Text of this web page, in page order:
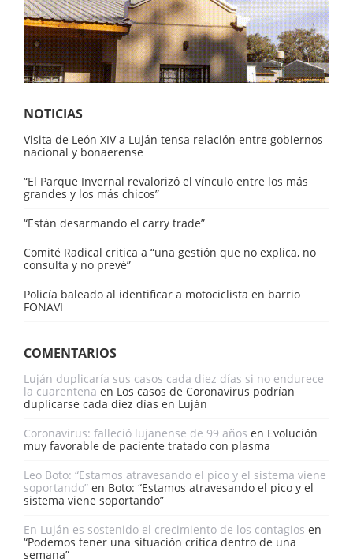
NOTICIAS
Visita de León XIV a Luján tensa relación entre gobiernos
nacional y bonaerense
“El Parque Invernal revalorizó el vínculo entre los más
grandes y los más chicos”
“Están desarmando el carry trade”
Comité Radical critica a “una gestión que no explica, no
consulta y no prevé”
Policía baleado al identificar a motociclista en barrio
FONAVI
COMENTARIOS
Luján duplicaría sus casos cada diez días si no endurece
la cuarentena en Los casos de Coronavirus podrían
duplicarse cada diez días en Luján
Coronavirus: falleció lujanense de 99 años en Evolución
muy favorable de paciente tratado con plasma
Leo Boto: “Estamos atravesando el pico y el sistema viene
soportando” en Boto: “Estamos atravesando el pico y el
sistema viene soportando”
En Luján es sostenido el crecimiento de los contagios en
“Podemos tener una situación crítica dentro de una
semana”